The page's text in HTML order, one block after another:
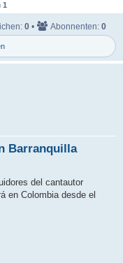
1
0 • Abonnenten: 0
Barranquilla
del cantautor
en Colombia desde el